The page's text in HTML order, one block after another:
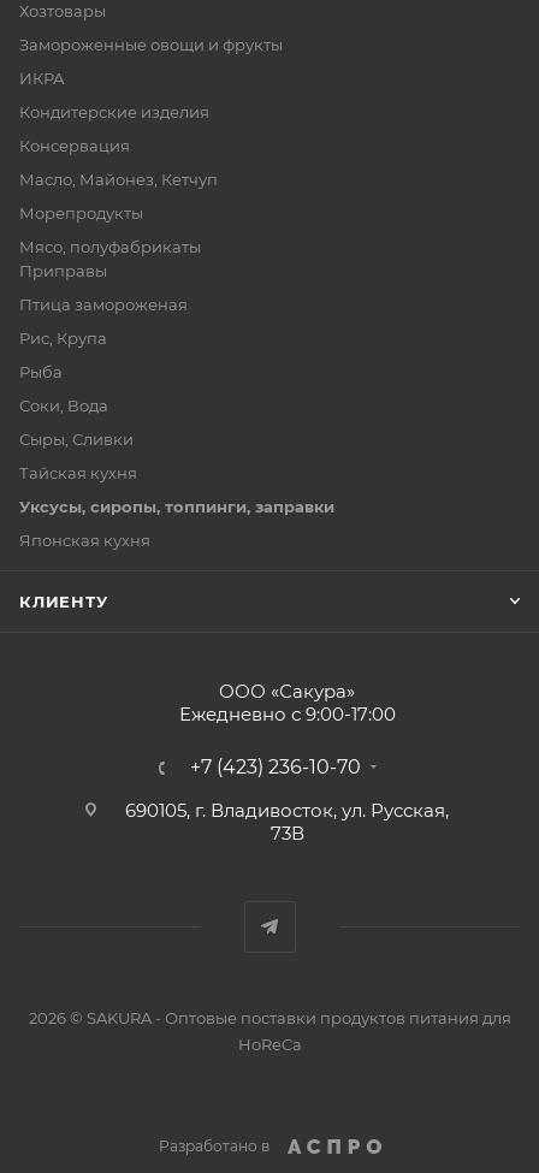
Хозтовары
Замороженные овощи и фрукты
ИКРА
Кондитерские изделия
Консервация
Масло, Майонез, Кетчуп
Морепродукты
Мясо, полуфабрикаты
Приправы
Птица замороженая
Рис, Крупа
Рыба
Соки, Вода
Сыры, Сливки
Тайская кухня
Уксусы, сиропы, топпинги, заправки
Японская кухня
КЛИЕНТУ
ООО «Сакура»
Ежедневно с 9:00-17:00
+7 (423) 236-10-70
690105, г. Владивосток, ул. Русская,
73В
2026 © SAKURA - Оптовые поставки продуктов питания для
HoReCa
Разработано в